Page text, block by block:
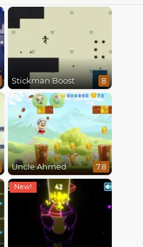
Stickman Boost 8
Uncle Ahmed 7.8